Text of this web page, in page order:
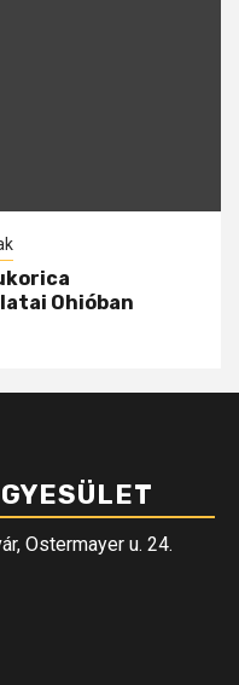
Ohióban
Ostermayer u. 24.